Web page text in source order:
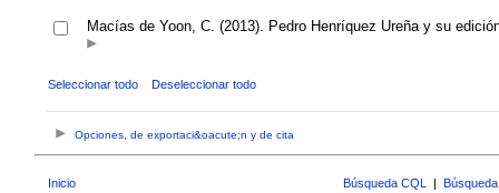
Macías de Yoon, C. (2013). Pedro Henríquez Ureña y su
Seleccionar todo Deseleccionar todo
Opciones, de exportaci&oacute;n y de cita
Inicio Búsqueda CQL |